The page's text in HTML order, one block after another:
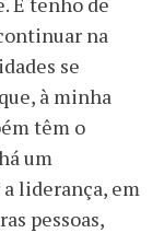
na
se
à minha
têm o
um
liderança, em
pessoas,